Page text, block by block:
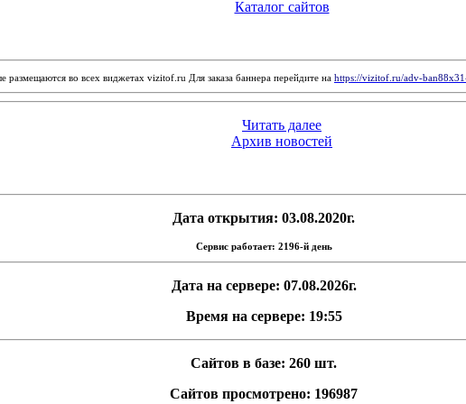
Каталог сайтов
во всех виджетах vizitof.ru Для заказа баннера перейдите на https://vizitof.ru/adv-
Читать далее
Архив новостей
Дата открытия: 03.08.2020г.
Сервис работает: 2196-й день
Дата на сервере: 07.08.2026г.
Время на сервере: 19:55
Сайтов в базе: 260 шт.
Сайтов просмотрено: 196987